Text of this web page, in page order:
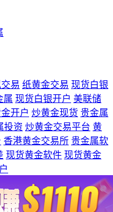
易 纸黄金交易 现货白银
属 现货白银开户 美联储
开户 炒黄金现货 贵金属
投资 炒黄金交易平台 黄
香港黄金交易所 贵金属软
现货黄金软件 现货黄金